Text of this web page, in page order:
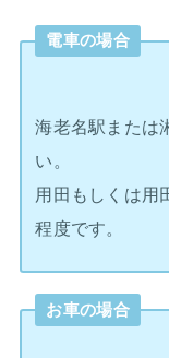
電車の場合
海老名駅または
い。
用田もしくは用
程度です。
お車の場合